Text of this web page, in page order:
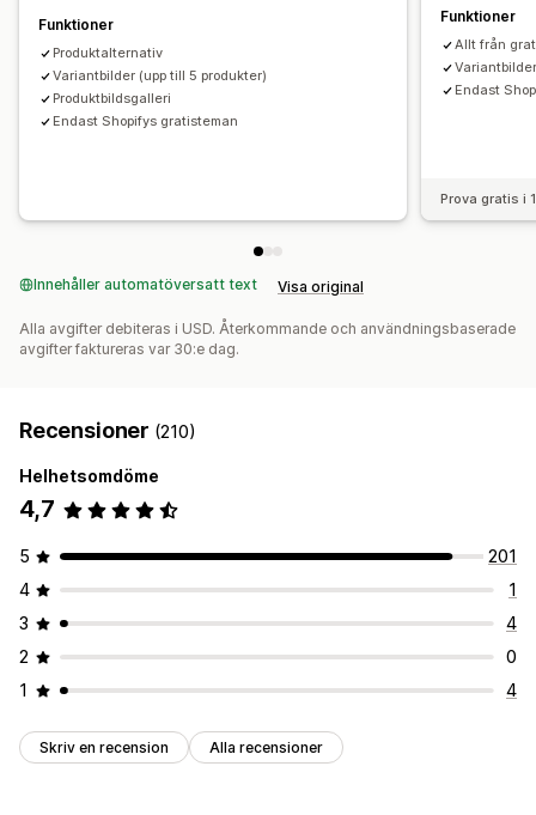
Funktioner
Produktalternativ
Variantbilder (upp till 5 produkter)
Produktbildsgalleri
Endast Shopifys gratisteman
Funktioner
Allt från
Endast
Prova gratis i
Innehåller automatöversatt text Visa original
Alla avgifter debiteras i USD. Återkommande och användningsbaserade
avgifter faktureras var 30:e dag.
Recensioner (210)
Helhetsomdöme
4,7
5
201
4
1
3
4
2
0
1
4
Skriv en recension Alla recensioner